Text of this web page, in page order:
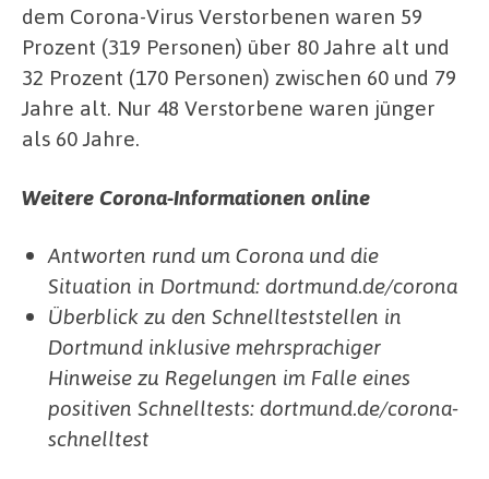
dem Corona-Virus Verstorbenen waren 59
Prozent (319 Personen) über 80 Jahre alt und
32 Prozent (170 Personen) zwischen 60 und 79
Jahre alt. Nur 48 Verstorbene waren jünger
als 60 Jahre.
Weitere Corona-Informationen online
Antworten rund um Corona und die
Situation in Dortmund: dortmund.de/corona
Überblick zu den Schnellteststellen in
Dortmund inklusive mehrsprachiger
Hinweise zu Regelungen im Falle eines
positiven Schnelltests: dortmund.de/corona-
schnelltest